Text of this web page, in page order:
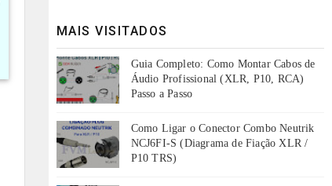
MAIS VISITADOS
Guia Completo: Como Montar Cabos de
Áudio Profissional (XLR, P10, RCA)
Passo a Passo
Como Ligar o Conector Combo Neutrik
NCJ6FI-S (Diagrama de Fiação XLR /
P10 TRS)